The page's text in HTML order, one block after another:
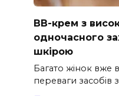
ВВ-крем з
одночасного
шкірою
Багато жінок вже
переваги засобів з